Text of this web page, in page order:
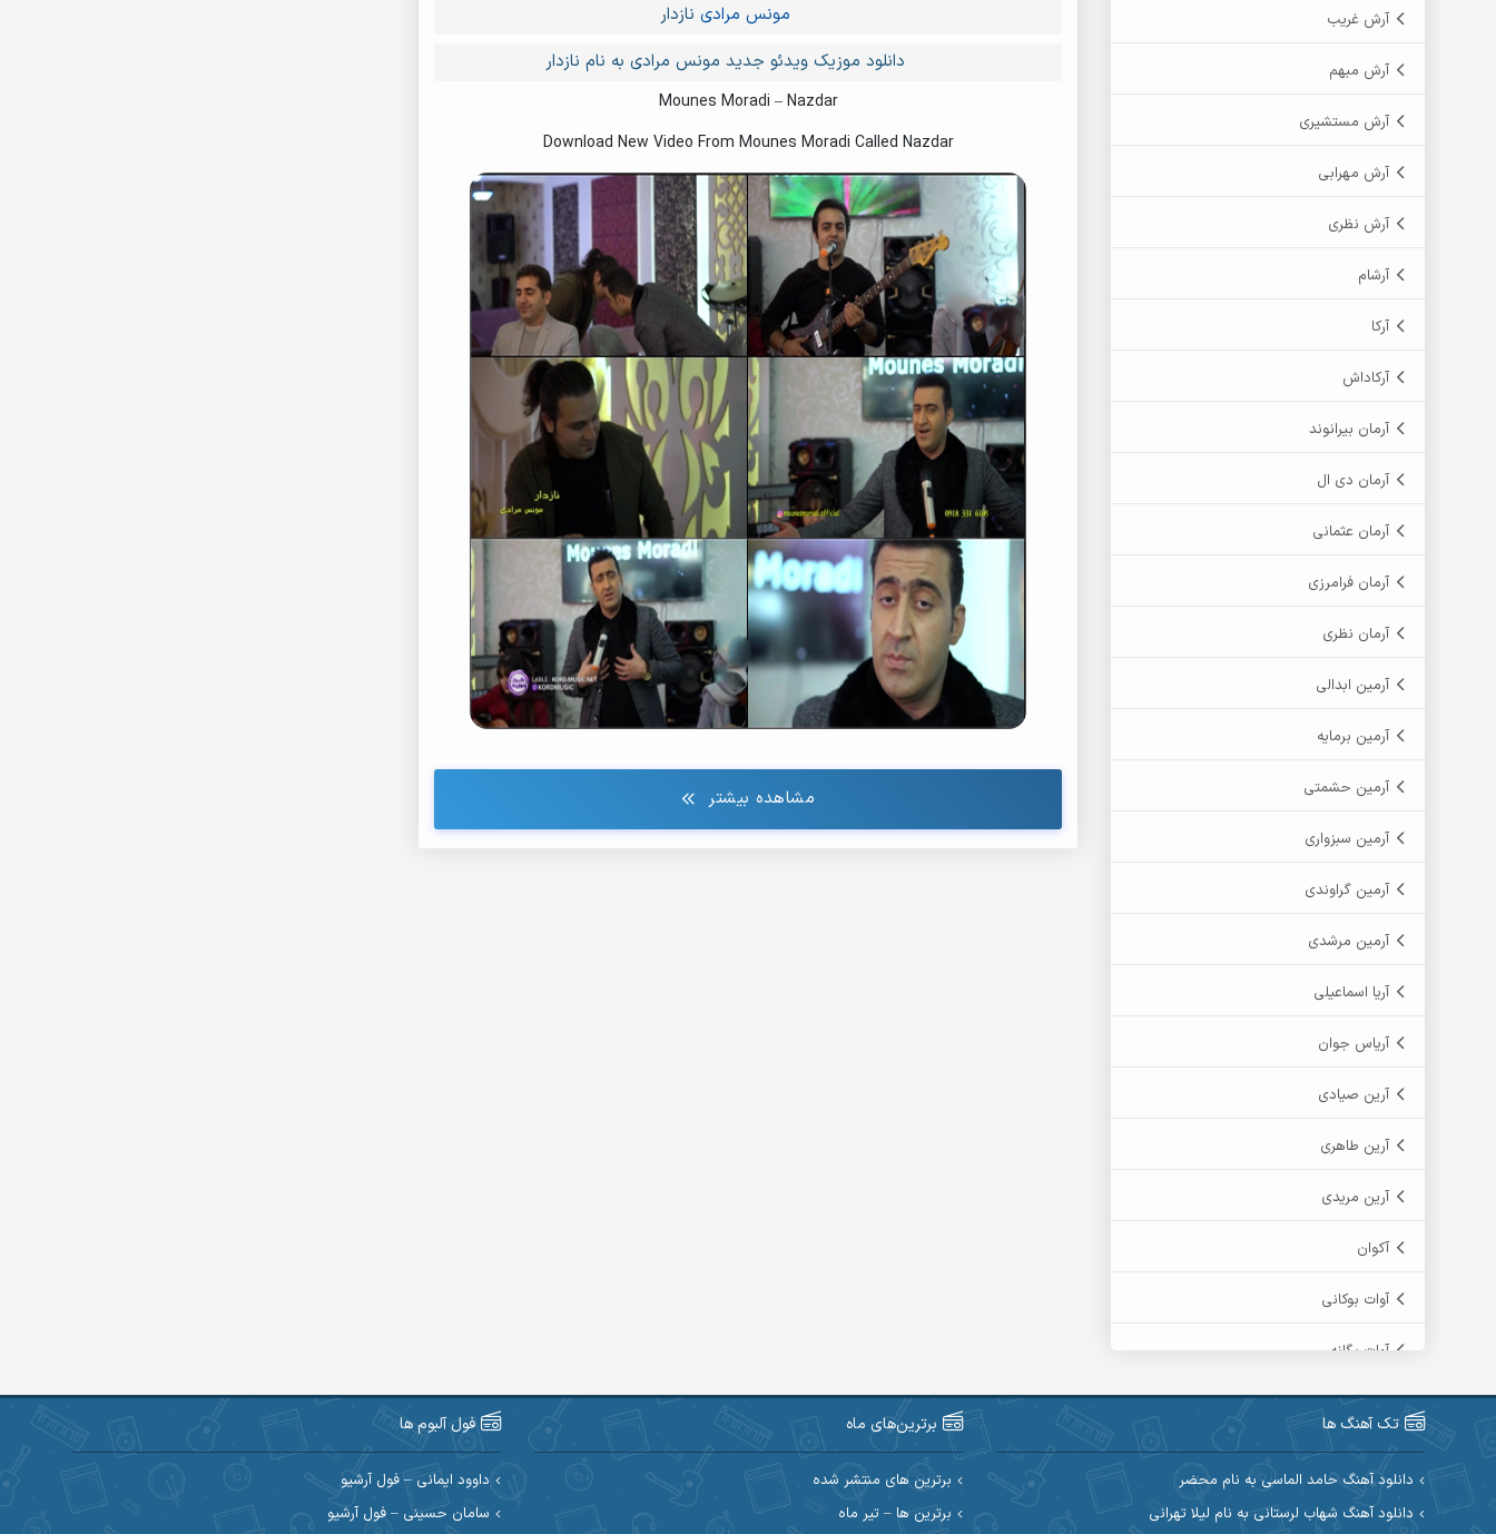
آرش غریب
آرش مبهم
آرش مستشیری
آرش مهرابی
آرش نظری
آرشام
آرکا
آرکاداش
آرمان بیرانوند
آرمان دی ال
آرمان عثمانی
آرمان فرامرزی
آرمان نظری
آرمین ابدالی
آرمین برمایه
آرمین حشمتی
آرمین سبزواری
آرمین گراوندی
آرمین مرشدی
آریا اسماعیلی
آریاس جوان
آرین صیادی
آرین طاهری
آرین مریدی
آکوان
آوات بوکانی
آوات یگانه
آیت احمدنژاد
آیهان
ابراهیم شمس
مونس مرادی نازدار
دانلود موزیک ویدئو جدید مونس مرادی به نام نازدار
Mounes Moradi – Nazdar
Download New Video From Mounes Moradi Called Nazdar
مشاهده بیشتر
تک آهنگ ها
دانلود آهنگ حامد الماسی به نام محضر
دانلود آهنگ شهاب لرستانی به نام لیلا تهرانی
برترین‌های ماه
برترین های منتشر شده
برترین ها – تیر ماه
فول آلبوم ها
داوود ایمانی – فول آرشیو
سامان حسینی – فول آرشیو